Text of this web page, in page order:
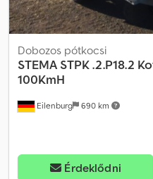
Eilenburg 690 km
Dobozos pótkocsi
STEMA STPK .2.P18.2
100KmH
Érdeklődni